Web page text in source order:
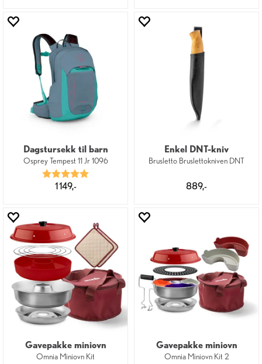
Dagstursekk til barn
Osprey Tempest 11 Jr 1096
Karakter:
1 149,-
Enkel DNT-kniv
Brusletto Bruslettokniven DNT
889,-
Gavepakke miniovn
Omnia Miniovn Kit
Gavepakke miniovn
Omnia Miniovn Kit 2